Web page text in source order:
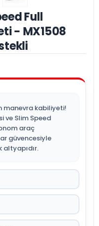
Full
- MX1508
manevra kabiliyeti!
ve Slim Speed
araç
güvencesiyle
altyapıdır.